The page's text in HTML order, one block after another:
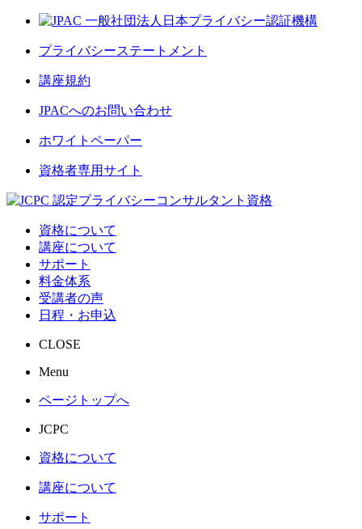
プライバシーステートメント
講座規約
JPACへのお問い合わせ
ホワイトペーパー
資格者専用サイト
資格について
講座について
サポート
料金体系
受講者の声
日程・お申込
CLOSE
Menu
ページトップへ
JCPC
資格について
講座について
サポート